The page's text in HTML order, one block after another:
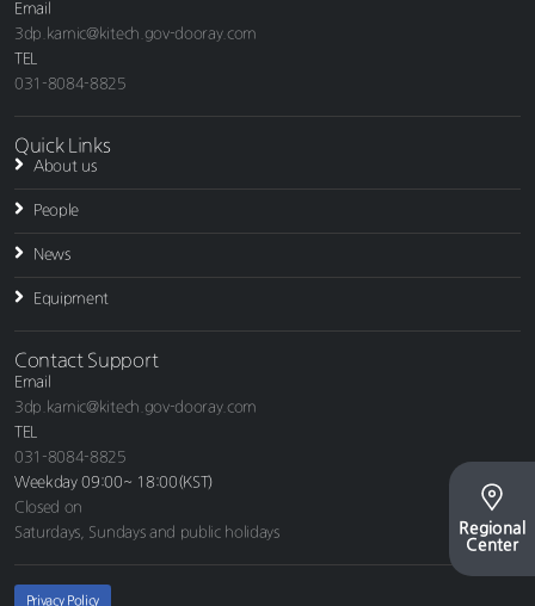
Email
3dp.kamic@kitech.gov-dooray.com
TEL
031-8084-8825
Quick Links
About us
People
News
Equipment
Contact Support
Email
3dp.kamic@kitech.gov-dooray.com
TEL
031-8084-8825
Weekday 09:00~ 18:00(KST)
Closed on
Saturdays, Sundays and public holidays
Privacy Policy
Regional
Center